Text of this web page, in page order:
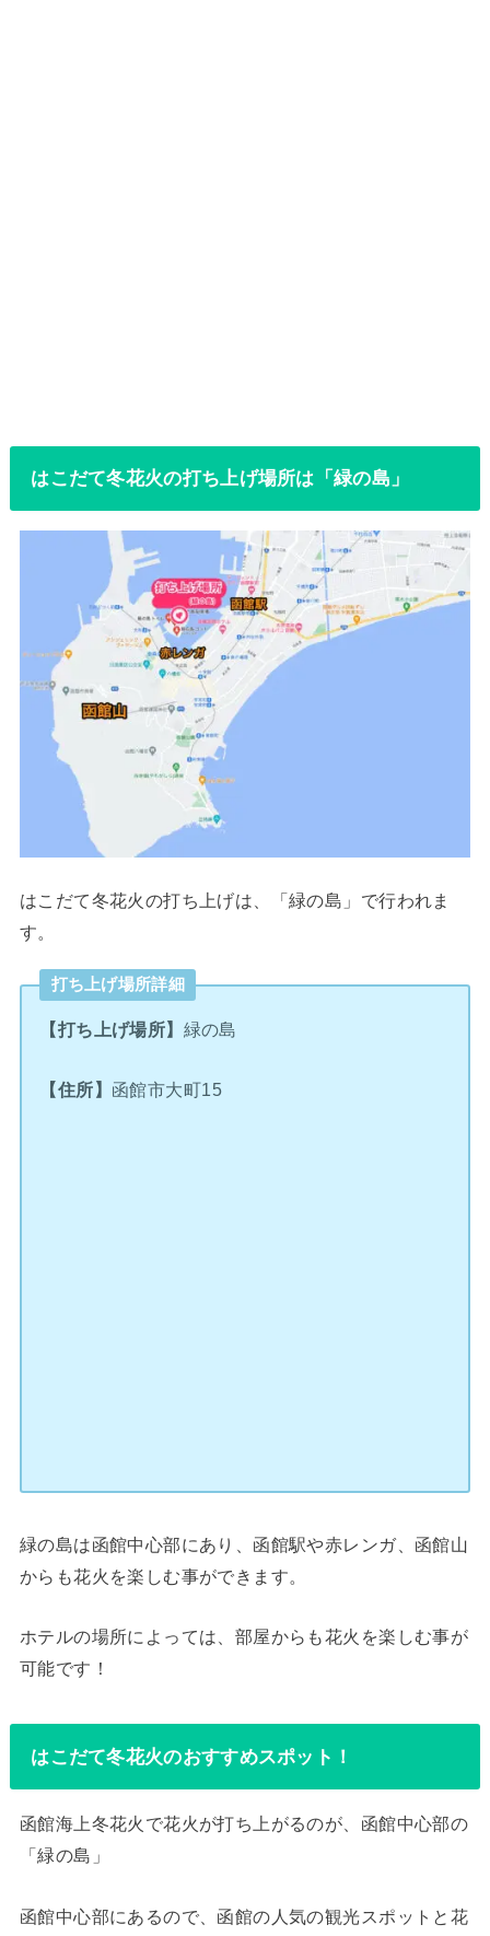
はこだて冬花火の打ち上げ場所は「緑の島」
はこだて冬花火の打ち上げは、「緑の島」で行われま
す。
打ち上げ場所詳細
【打ち上げ場所】 緑の島
【住所】 函館市大町15
緑の島は函館中心部にあり、函館駅や赤レンガ、函館山
からも花火を楽しむ事ができます。
ホテルの場所によっては、部屋からも花火を楽しむ事が
可能です！
はこだて冬花火のおすすめスポット！
函館海上冬花火で花火が打ち上がるのが、函館中心部の
「緑の島」
函館中心部にあるので、函館の人気の観光スポットと花